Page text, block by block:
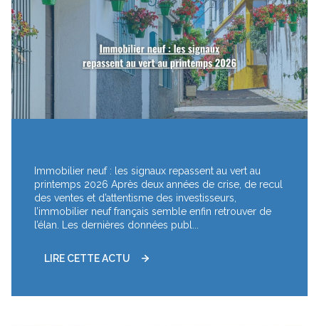
Immobilier neuf : les signaux repassent au vert au
printemps 2026 Après deux années de crise, de recul
des ventes et d’attentisme des investisseurs,
l’immobilier neuf français semble enfin retrouver de
l’élan. Les dernières données publ...
LIRE CETTE ACTU